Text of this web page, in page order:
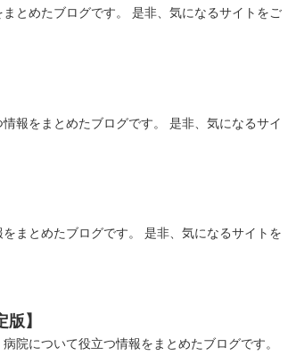
とめたブログです。 是非、気になるサイトをご
報をまとめたブログです。 是非、気になるサイ
まとめたブログです。 是非、気になるサイトを
】
院について役立つ情報をまとめたブログです。